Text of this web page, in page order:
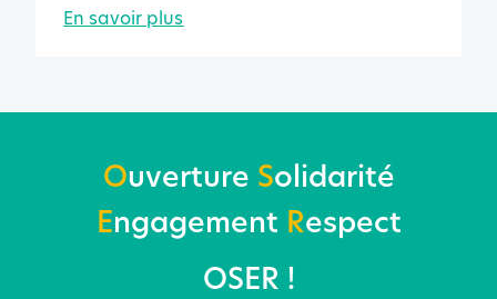
DE VIE D’AVENEL
En savoir plus
Ouverture Solidarité
Engagement Respect
OSER !